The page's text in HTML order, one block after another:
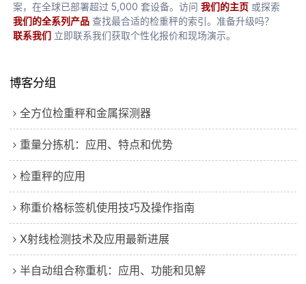
案，在全球已部署超过 5,000 套设备。访问我们的主页 或探索
我们的全系列产品 查找最合适的检重秤的索引。准备升级吗？
联系我们 立即联系我们获取个性化报价和现场演示。
博客分组
全方位检重秤和金属探测器
重量分拣机：应用、特点和优势
检重秤的应用
称重价格标签机使用技巧及操作指南
X射线检测技术及应用最新进展
半自动组合称重机：应用、功能和见解